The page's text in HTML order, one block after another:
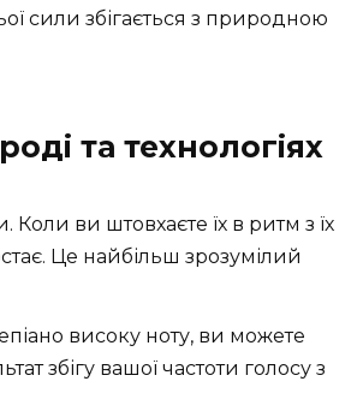
сили збігається з природною
та технологіях
Коли ви штовхаєте їх в ритм з їх
Це найбільш зрозумілий
високу ноту, ви можете
збігу вашої частоти голосу з